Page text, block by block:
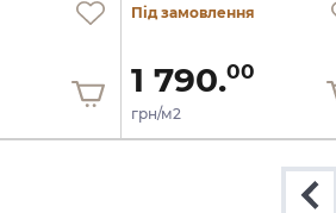
Під замовлення
1 790.00
грн/м2